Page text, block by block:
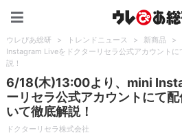
ウレぴあ総研 > トレンドニュース > 新商品 >
Instagram Liveをドクターリセラ公式アカウント
説！
6/18(木)13:00より、mini
ーリセラ公式アカウントにて
いて徹底解説！
ドクターリセラ株式会社